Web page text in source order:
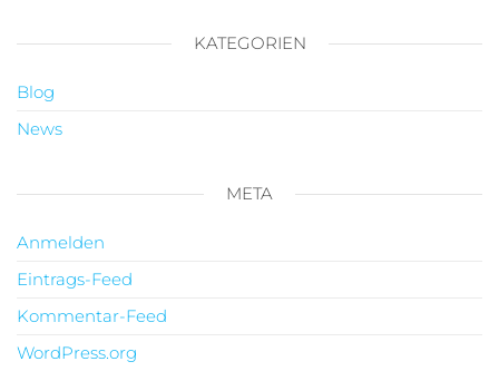
KATEGORIEN
Blog
News
META
Anmelden
Eintrags-Feed
Kommentar-Feed
WordPress.org